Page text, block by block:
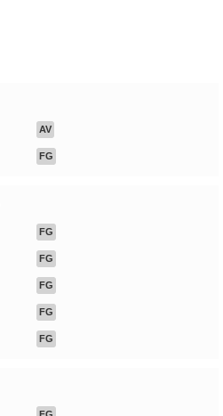
AV
FG
FG
FG
FG
FG
FG